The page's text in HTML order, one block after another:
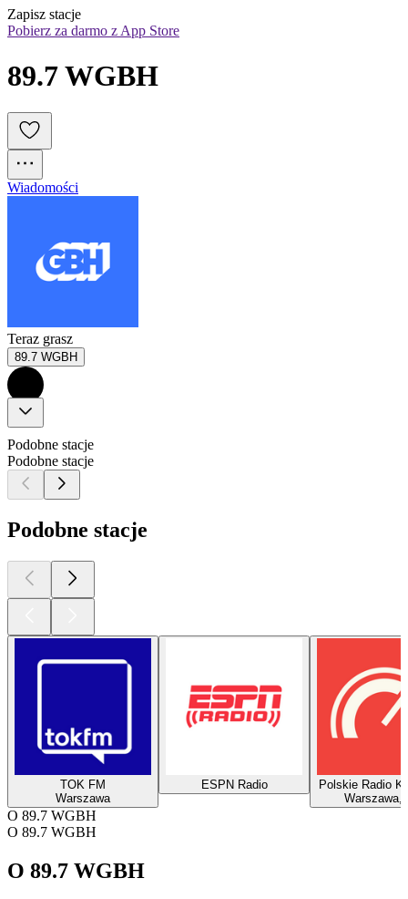
Zapisz stacje
Pobierz za darmo z App Store
89.7 WGBH
Wiadomości
Teraz grasz
89.7 WGBH
Podobne stacje
Podobne stacje
Podobne stacje
TOK FM
Warszawa
ESPN Radio
Polskie Radio
Warszawa,
O 89.7 WGBH
O 89.7 WGBH
O 89.7 WGBH